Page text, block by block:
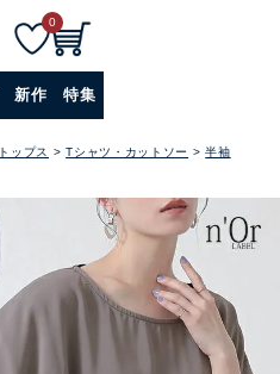
詳細検索
0
新作 特集
トップス Tシャツ・カットソー 半袖